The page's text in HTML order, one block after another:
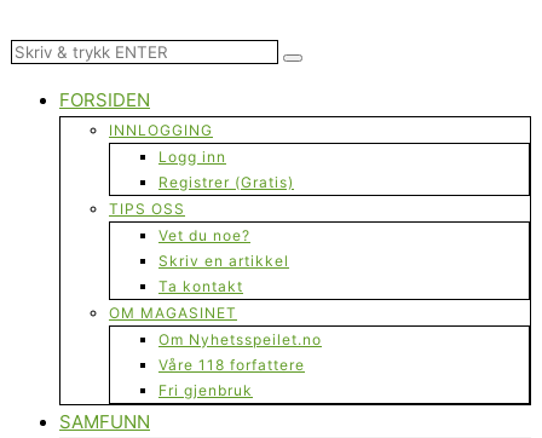
FORSIDEN
INNLOGGING
Logg inn
Registrer (Gratis)
TIPS OSS
Vet du noe?
Skriv en artikkel
Ta kontakt
OM MAGASINET
Om Nyhetsspeilet.no
Våre 118 forfattere
Fri gjenbruk
SAMFUNN